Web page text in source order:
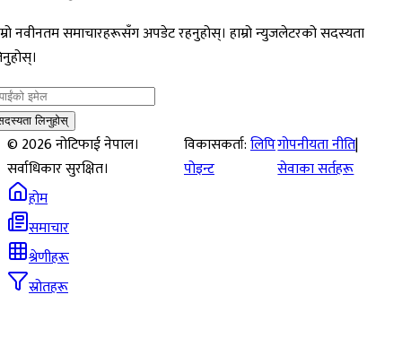
नवीनतम समाचारहरूसँग अपडेट रहनुहोस्। हाम्रो न्युजलेटरको सदस्यता
लिनुहोस्
©2026नोटिफाई नेपाल।
सर्वाधिकार सुरक्षित।
विकासकर्ता:लिपि
पोइन्ट
गोपनीयता नीति|
सेवाका सर्तहरू
होम
समाचार
श्रेणीहरू
स्रोतहरू